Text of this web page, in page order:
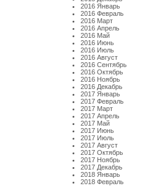
2016 Январь
2016 Февраль
2016 Март
2016 Апрель
2016 Май
2016 Июнь
2016 Июль
2016 Август
2016 Сентябрь
2016 Октябрь
2016 Ноябрь
2016 Декабрь
2017 Январь
2017 Февраль
2017 Март
2017 Апрель
2017 Май
2017 Июнь
2017 Июль
2017 Август
2017 Октябрь
2017 Ноябрь
2017 Декабрь
2018 Январь
2018 Февраль